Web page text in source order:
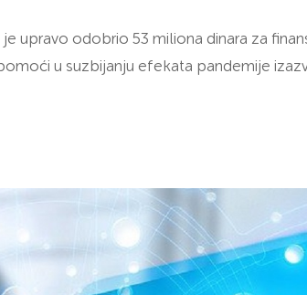
upravo odobrio 53 miliona dinara za
u suzbijanju efekata pandemije